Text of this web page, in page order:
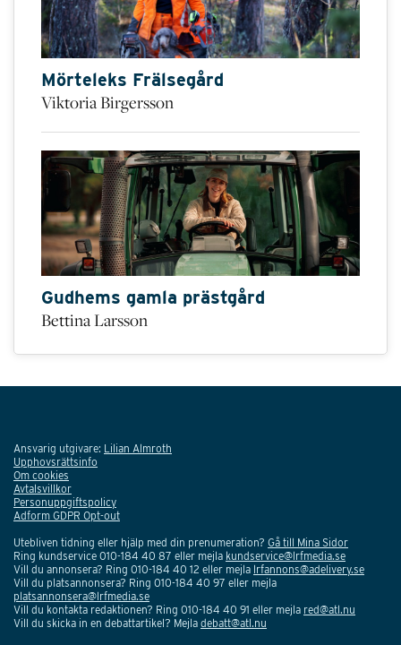
Mörteleks Frälsegård
Viktoria Birgersson
Gudhems gamla prästgård
Bettina Larsson
Ansvarig utgivare: Lilian Almroth
Upphovsrättsinfo
Om cookies
Avtalsvillkor
Personuppgiftspolicy
Adform GDPR Opt-out
Utebliven tidning eller hjälp med din prenumeration? Gå till Mina Sidor
Ring kundservice 010-184 40 87 eller mejla kundservice@lrfmedia.se
Vill du annonsera? Ring 010-184 40 12 eller mejla lrfannons@adelivery.se
Vill du platsannonsera? Ring 010-184 40 97 eller mejla
platsannonsera@lrfmedia.se
Vill du kontakta redaktionen? Ring 010-184 40 91 eller mejla red@atl.nu
Vill du skicka in en debattartikel? Mejla debatt@atl.nu